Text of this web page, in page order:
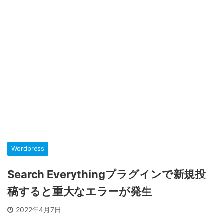
Wordpress
Search Everythingプラグインで新規投
稿すると重大なエラーが発生
2022年4月7日